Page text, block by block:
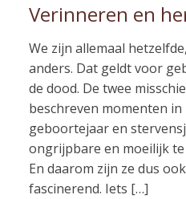
Verinneren en
We zijn allemaal
anders. Dat geldt voor
de dood. De twee
beschreven momenten in
geboortejaar en
ongrijpbare en moeilijk
En daarom zijn ze dus
fascinerend. Iets […]